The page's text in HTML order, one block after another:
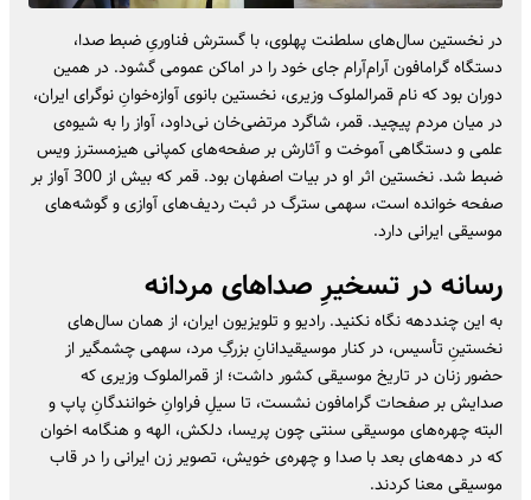
در نخستین سال‌های سلطنت پهلوی، با گسترش فناوریِ ضبط صدا،
دستگاه گرامافون آرام‌آرام جای خود را در اماکن عمومی گشود. در همین
دوران بود که نام قمرالملوک وزیری، نخستین بانوی آوازه‌خوانِ نوگرای ایران،
در میان مردم پیچید. قمر، شاگرد مرتضی‌خان نی‌داود، آواز را به شیوه‌ی
علمی و دستگاهی آموخت و آثارش بر صفحه‌های کمپانی هیزمسترز ویس
ضبط شد. نخستین اثر او در بیات اصفهان بود. قمر که بیش از 300 آواز بر
صفحه خوانده است، سهمی سترگ در ثبت ردیف‌های آوازی و گوشه‌های
موسیقی ایرانی دارد.
رسانه در تسخیرِ صداهای مردانه
به این چنددهه نگاه نکنید. رادیو و تلویزیون ایران، از همان سال‌های
نخستینِ تأسیس، در کنار موسیقیدانانِ بزرگِ مرد، سهمی چشمگیر از
حضور زنان در تاریخ موسیقی کشور داشت؛ از قمرالملوک وزیری که
صدایش بر صفحات گرامافون نشست، تا سیلِ فراوانِ خوانندگانِ پاپ و
البته چهره‌های موسیقی سنتی چون پریسا، دلکش، الهه و هنگامه اخوان
که در دهه‌های بعد با صدا و چهره‌ی خویش، تصویر زن ایرانی را در قاب
موسیقی معنا کردند.